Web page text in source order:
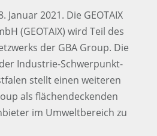
2021. Die GEOTAIX
(GEOTAIX) wird Teil des
der GBA Group. Die
Industrie-Schwerpunkt-
stellt einen weiteren
als flächendeckenden
im Umweltbereich zu